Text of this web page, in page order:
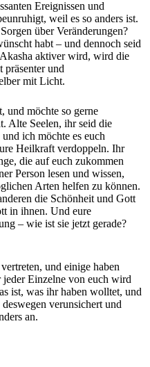
Ereignissen und
weil es so anders ist.
über Veränderungen?
habt – und dennoch seid
aktiver wird, wird die
präsenter und
mit Licht.
und möchte so gerne
Alte Seelen, ihr seid die
ich möchte es euch
Heilkraft verdoppeln. Ihr
die auf euch zukommen
Person lesen und wissen,
Arten helfen zu können.
die Schönheit und Gott
in ihnen. Und eure
– wie ist sie jetzt gerade?
und einige haben
jeder Einzelne von euch wird
ist, was ihr haben wolltet, und
verunsichert und
an.